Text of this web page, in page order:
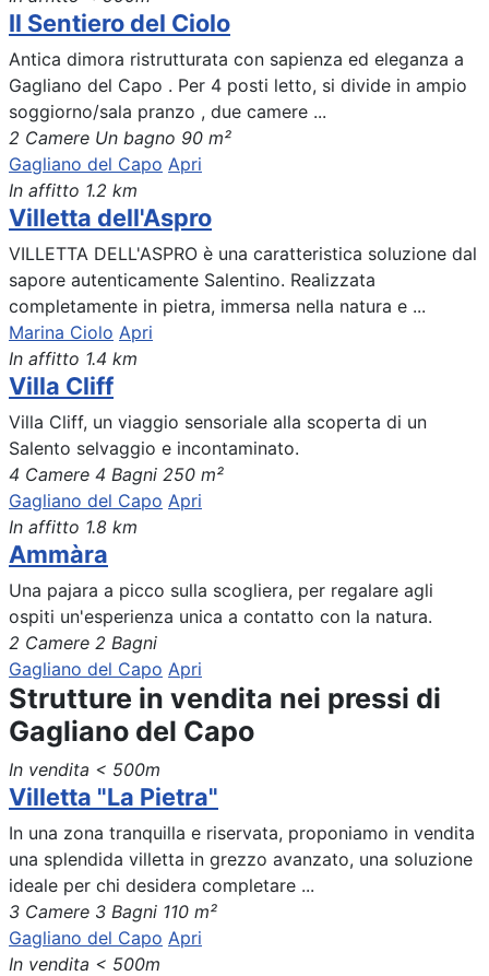
Il Sentiero del Ciolo
Antica dimora ristrutturata con sapienza ed eleganza a
Gagliano del Capo . Per 4 posti letto, si divide in ampio
soggiorno/sala pranzo , due camere ...
2 Camere Un bagno 90 m²
Gagliano del Capo Apri
In affitto 1.2 km
Villetta dell'Aspro
VILLETTA DELL'ASPRO è una caratteristica soluzione dal
sapore autenticamente Salentino. Realizzata
completamente in pietra, immersa nella natura e ...
Marina Ciolo Apri
In affitto 1.4 km
Villa Cliff
Villa Cliff, un viaggio sensoriale alla scoperta di un
Salento selvaggio e incontaminato.
4 Camere 4 Bagni 250 m²
Gagliano del Capo Apri
In affitto 1.8 km
Ammàra
Una pajara a picco sulla scogliera, per regalare agli
ospiti un'esperienza unica a contatto con la natura.
2 Camere 2 Bagni
Gagliano del Capo Apri
Strutture in vendita nei pressi di
Gagliano del Capo
In vendita < 500m
Villetta "La Pietra"
In una zona tranquilla e riservata, proponiamo in vendita
una splendida villetta in grezzo avanzato, una soluzione
ideale per chi desidera completare ...
3 Camere 3 Bagni 110 m²
Gagliano del Capo Apri
In vendita < 500m